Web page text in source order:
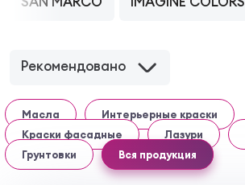
Рекомендовано
Масла
Интерьерные краски
Краски фасадные
Лазури
Грунтовки
Вся продукция